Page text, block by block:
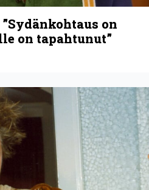
on
on tapahtunut”